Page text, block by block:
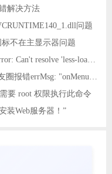
解决方法
问题
不在主显示器问题
解决Vue报错Module not found: Error: Can't resolve 'less-loader' in 'C:\Users\Hm\Desktop\vue\vue_shop'问题
要 root 权限执行此命令
装Web服务器！”